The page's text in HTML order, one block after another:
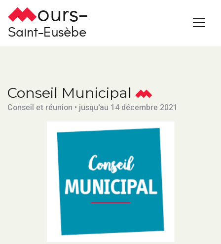
ours-
Saint-Eusèbe
Conseil Municipal
Conseil et réunion • jusqu'au 14 décembre 2021